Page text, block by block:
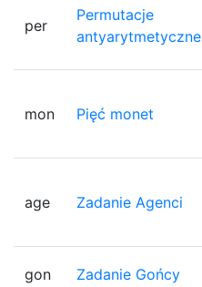
per
Permutacje
antyarytmetyczne
mon Pięć monet
age Zadanie Agenci
gon Zadanie Gońcy